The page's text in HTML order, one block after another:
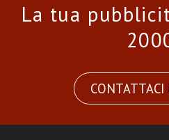
La tua
CONTATTACI